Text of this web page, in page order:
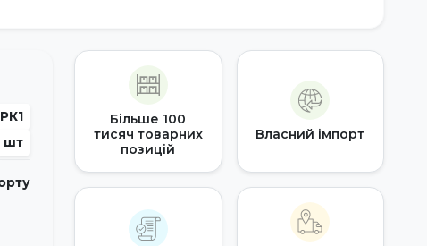
шт
Більше 100
тисяч товарних
позицій
Власний імпорт